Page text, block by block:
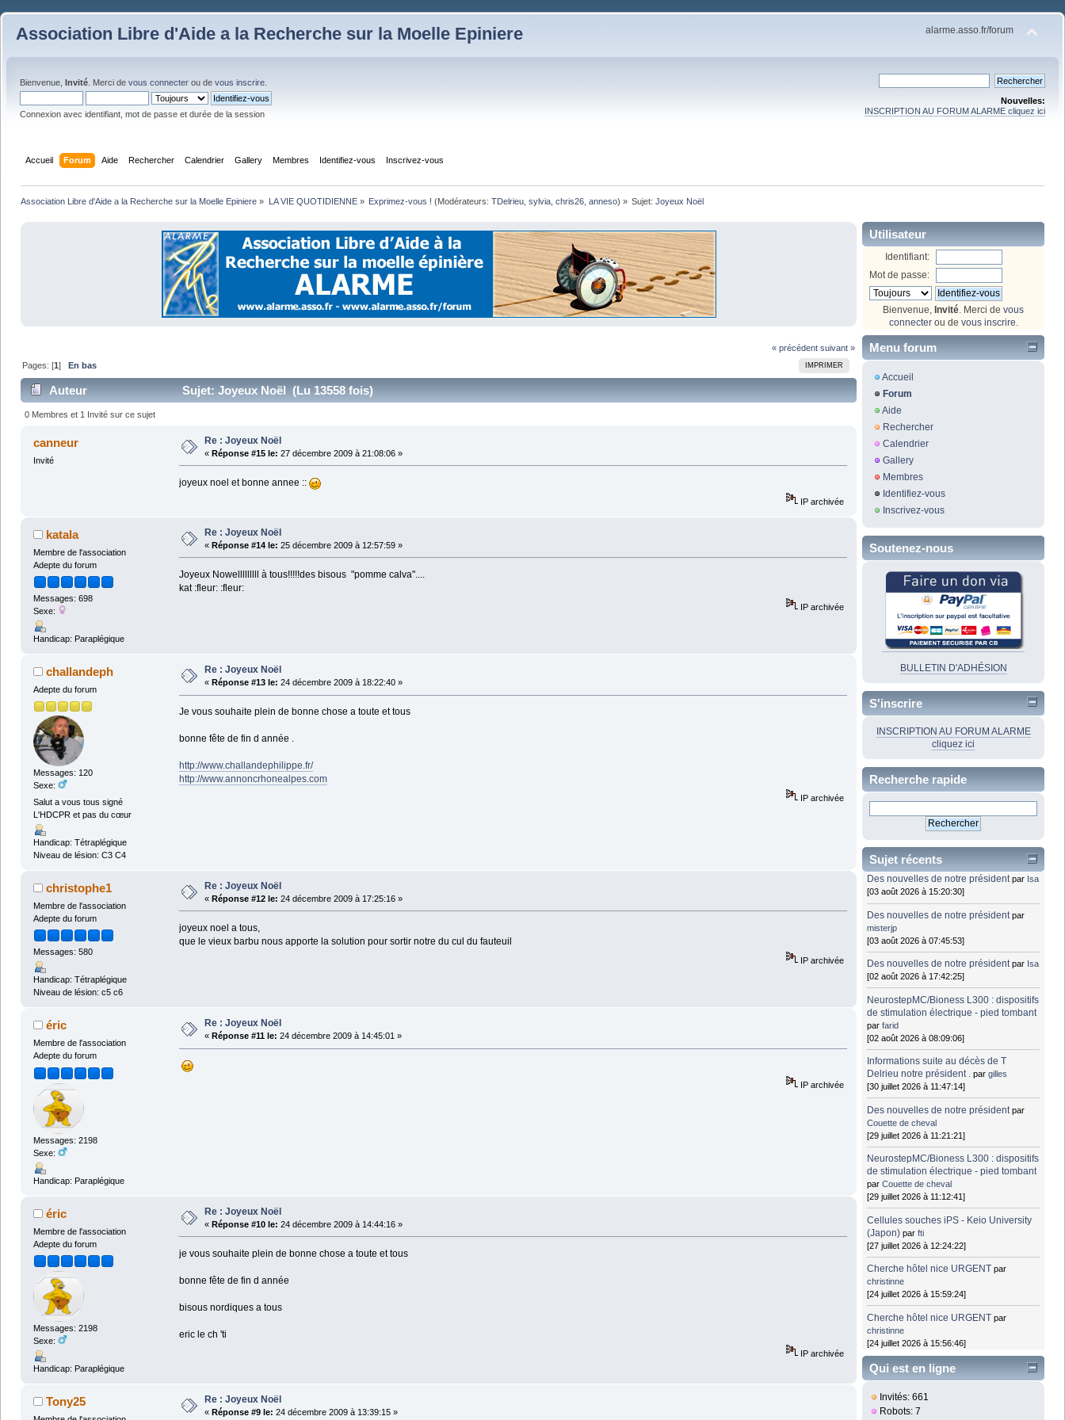
Association Libre d'Aide a la Recherche sur la Moelle Epiniere alarme.asso.fr/forum
Bienvenue, Invité . Merci de vous connecter ou de vous inscrire
Connexion avec identifiant, mot de passe et durée de la session
Nouvelles:
INSCRIPTION AU FORUM ALARME cliquez ici
Accueil Forum Aide Rechercher Calendrier Gallery Membres Identifiez-vous Inscrivez-vous
Association Libre d'Aide a la Recherche sur la Moelle Epiniere » LA VIE QUOTIDIENNE» Exprimez-vous ! (Modérateurs: TDelrieu, sylvia, chris26, anneso) » Sujet:Joyeux Noël
« précédent suivant »
IMPRIMER
Pages: [1] En bas
Auteur Sujet: Joyeux Noël (Lu 13558 fois)
0 Membres et 1 Invité sur ce sujet
canneur
Invité
Re : Joyeux Noël
« Réponse #15 le: 27 décembre 2009 à 21:08:06 »
joyeux noel et bonne annee ::
IP archivée
katala
Membre de l'association
Adepte du forum
Messages: 698
Sexe:
Handicap: Paraplégique
Re : Joyeux Noël
« Réponse #14 le: 25 décembre 2009 à 12:57:59 »
Joyeux Nowelllllllll à tous!!!!!des bisous "pomme calva"....
kat :fleur: :fleur:
IP archivée
challandeph
Adepte du forum
Messages: 120
Sexe:
Salut a vous tous signé
L'HDCPR et pas du cœur
Handicap: Tétraplégique
Niveau de lésion: C3 C4
Re : Joyeux Noël
« Réponse #13 le: 24 décembre 2009 à 18:22:40 »
Je vous souhaite plein de bonne chose a toute et tous
bonne fête de fin d année .
http://www.challandephilippe.fr/
http://www.annoncrhonealpes.com
IP archivée
christophe1
Membre de l'association
Adepte du forum
Messages: 580
Handicap: Tétraplégique
Niveau de lésion: c5 c6
Re : Joyeux Noël
« Réponse #12 le: 24 décembre 2009 à 17:25:16 »
joyeux noel a tous,
que le vieux barbu nous apporte la solution pour sortir notre du cul du fauteuil
IP archivée
éric
Membre de l'association
Adepte du forum
Messages: 2198
Sexe:
Handicap: Paraplégique
Re : Joyeux Noël
« Réponse #11 le: 24 décembre 2009 à 14:45:01 »
IP archivée
éric
Membre de l'association
Adepte du forum
Messages: 2198
Sexe:
Handicap: Paraplégique
Re : Joyeux Noël
« Réponse #10 le: 24 décembre 2009 à 14:44:16 »
je vous souhaite plein de bonne chose a toute et tous
bonne fête de fin d année
bisous nordiques a tous
eric le ch 'ti
IP archivée
Tony25 Re : Joyeux Noël
« Réponse #9 le: 24 décembre 2009 à 13:39:15 »
Utilisateur
Identifiant:
Mot de passe:
Bienvenue, Invité . Merci de vous
connecterou de vous inscrire
Menu forum
Accueil
Forum
Aide
Rechercher
Calendrier
Gallery
Membres
Identifiez-vous
Inscrivez-vous
Soutenez-nous
BULLETIN D'ADHÉSION
S'inscrire
INSCRIPTION AU FORUM ALARME
cliquez ici
Recherche rapide
Sujet récents
Des nouvelles de notre président par Isa
[03 août 2026 à 15:20:30]
Des nouvelles de notre président par
misterjp
[03 août 2026 à 07:45:53]
Des nouvelles de notre président par Isa
[02 août 2026 à 17:42:25]
NeurostepMC/Bioness L300 : dispositifs
de stimulation électrique - pied tombant
parfarid
[02 août 2026 à 08:09:06]
Informations suite au décès de T
Delrieu notre président . pargilles
[30 juillet 2026 à 11:47:14]
Des nouvelles de notre président par
Couette de cheval
[29 juillet 2026 à 11:21:21]
NeurostepMC/Bioness L300 : dispositifs
de stimulation électrique - pied tombant
parCouette de cheval
[29 juillet 2026 à 11:12:41]
Cellules souches iPS - Keio University
(Japon) parfti
[27 juillet 2026 à 12:24:22]
Cherche hôtel nice URGENT par
christinne
[24 juillet 2026 à 15:59:24]
Cherche hôtel nice URGENT par
christinne
[24 juillet 2026 à 15:56:46]
Qui est en ligne
Invités: 661
Robots: 7